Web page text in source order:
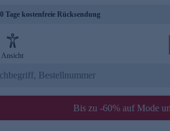
Tage kostenfreie Rücksendung
Ansicht
Bis zu -60% auf Mode